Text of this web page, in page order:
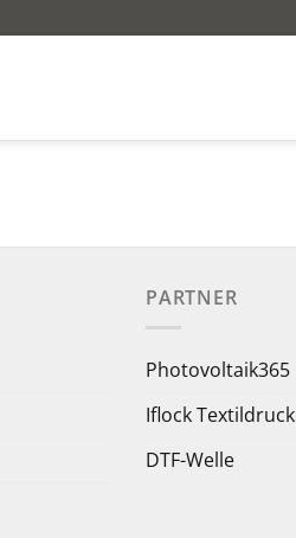
PARTNER
Photovoltaik365
Iflock Textildruck
DTF-Welle